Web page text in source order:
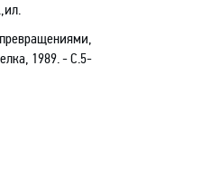
1989. - C.5-